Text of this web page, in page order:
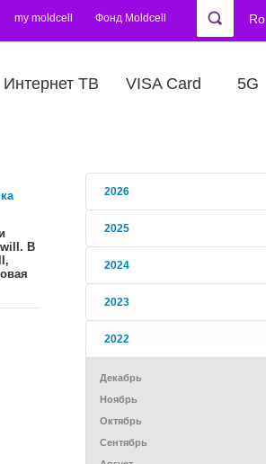
my moldcell Фонд Moldcell Ro
Интернет ТВ VISA Card 5G
В
2026
2025
2024
2023
2022
Декабрь
Ноябрь
Октябрь
Сентябрь